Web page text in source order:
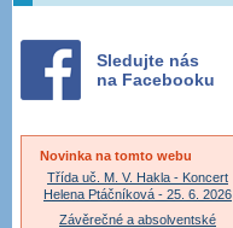
Sledujte nás
na Facebooku
Novinka na tomto webu
Třída uč. M. V. Hakla - Koncert
Helena Ptáčníková - 25. 6. 2026
Závěrečné a absolventské